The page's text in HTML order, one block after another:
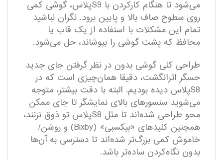
می‌شود تا هنگام کارکردن با S9پلاس، گوشی کمی
روی سطوح صاف بالا و پایین برود. نگران نباشید
تمام این مشکلات با استفاده از یک قاب یا
محافظ که پشت گوشی را بپوشاند، حل می‌شود.
طراحی کلی گوشی بدون در نظر گرفتن جای جدید
حسگر اثرانگشت، دقیقا همان‌چیزی است که در
S8پلاس دیده بودیم. البته با دقت بیشتر، متوجه
می‌شوید سنسورهای بالای نمایشگر تا جای ممکن
محو طراحی شده‌اند تا مثل S8پلاس تو ذوق نزنند،
همچنین کلیدهای‌ «بیکسبی» (Bixby) و روشن/
خاموش کمی بزرگ‌تر شده‌اند تا دسترسی به آن‌ها
بدون نگاه‌کردن ساده‌تر باشد.